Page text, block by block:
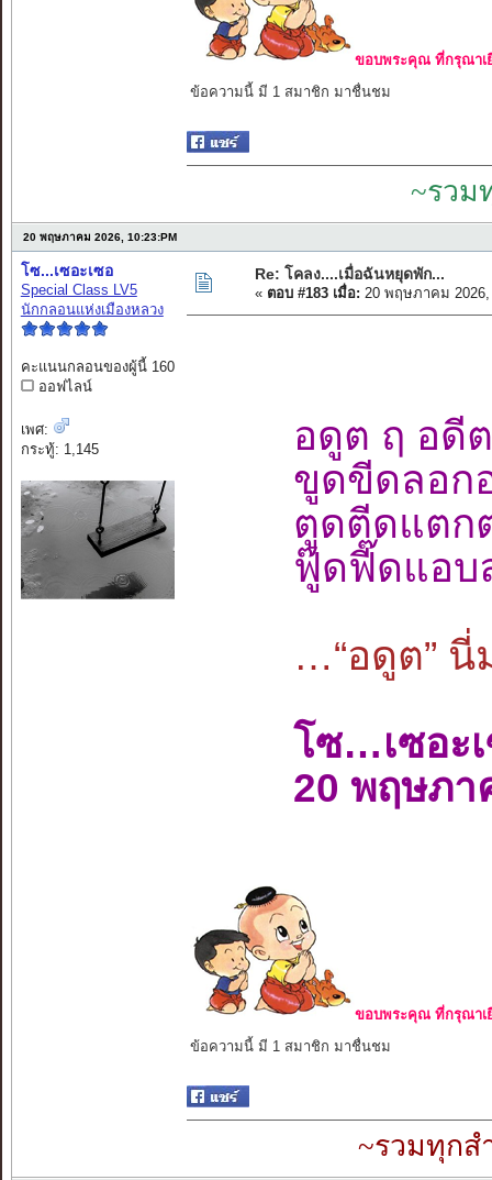
ขอบพระคุณ ที่กรุณาเ
ข้อความนี้ มี 1 สมาชิก มาชื่นชม
~รวม
20 พฤษภาคม 2026, 10:23:PM
โซ...เซอะเซอ
Special Class LV5
นักกลอนแห่งเมืองหลวง
คะแนนกลอนของผู้นี้ 160
ออฟไลน์
เพศ:
กระทู้: 1,145
Re: โคลง....เมื่อฉันหยุดพัก...
« ตอบ #183 เมื่อ: 20 พฤษภาคม 2026,
อดูต ฤ อดี
ขูดขีดลอก
ตูดตีดแตก
ฟู๊ดฟี๊ดแอบ
…“อดูต”
โซ…เซอะ
20 พฤษภา
ขอบพระคุณ ที่กรุณาเ
ข้อความนี้ มี 1 สมาชิก มาชื่นชม
~รวมทุกส